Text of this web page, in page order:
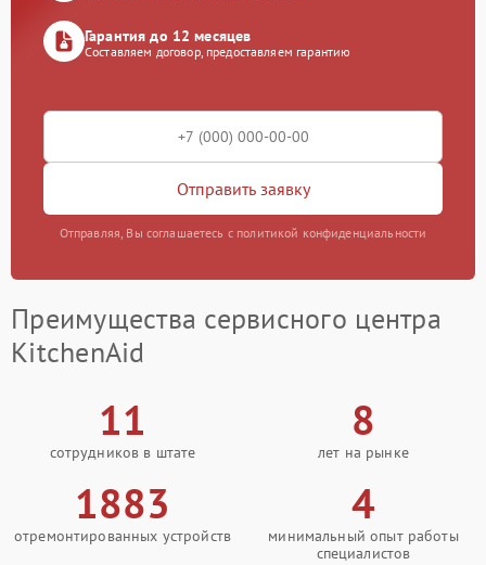
Гарантия до 12 месяцев
Составляем договор, предоставляем гарантию
Отправить заявку
Отправляя, Вы соглашаетесь с политикой конфиденциальности
Преимущества сервисного центра
KitchenAid
11
сотрудников в штате
8
лет на рынке
1883
отремонтированных устройств
4
минимальный опыт работы
специалистов